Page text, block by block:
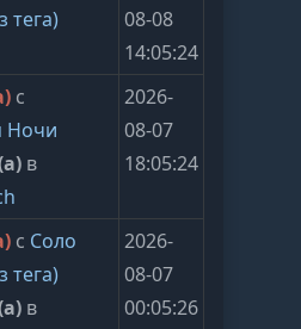
тега)
08-08
14:05:24
с
Ночи
в
2026-
08-07
18:05:24
с Соло
тега)
в
2026-
08-07
00:05:26